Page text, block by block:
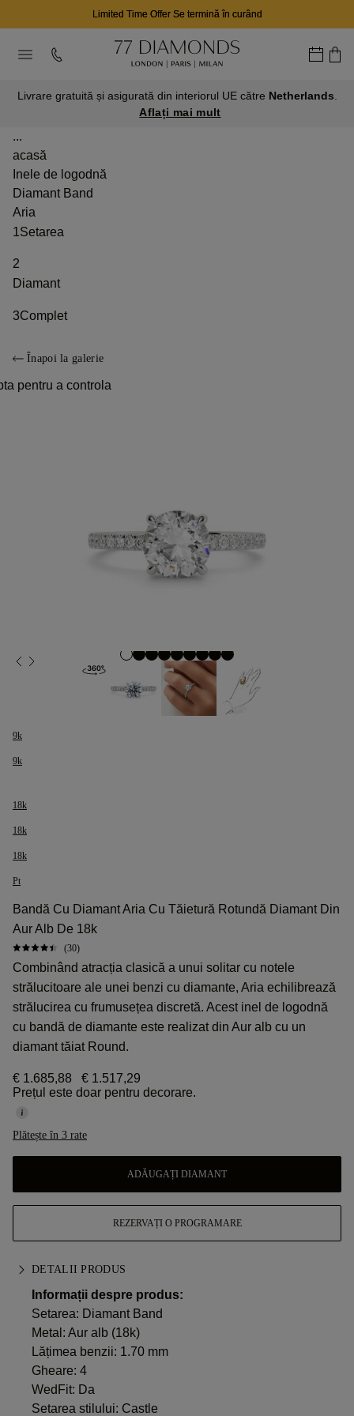
Limited Time Offer Se termină în curând
Livrare gratuită și asigurată din interiorul UE către Netherlands
Aflați mai mult
...
acasă
Inele de logodnă
Diamant Band
Aria
1Setarea
2
Diamant
3Complet
Înapoi la galerie
pentru a controla
9k
9k
18k
18k
18k
Pt
Bandă Cu Diamant Aria Cu Tăietură Rotundă Diamant Din
Aur Alb De 18k
(30)
Combinând atracția clasică a unui solitar cu notele
strălucitoare ale unei benzi cu diamante, Aria echilibrează
strălucirea cu frumusețea discretă. Acest inel de logodnă
cu bandă de diamante este realizat din Aur alb cu un
diamant tăiat Round.
€ 1.685,88
€ 1.517,29
Prețul este doar pentru decorare.
Plătește în 3 rate
ADĂUGAȚI DIAMANT
REZERVAȚI O PROGRAMARE
DETALII PRODUS
Informații despre produs:
Setarea: Diamant Band
Metal: Aur alb (18k)
Lățimea benzii: 1.70 mm
Gheare: 4
WedFit: Da
Setarea stilului: Castle